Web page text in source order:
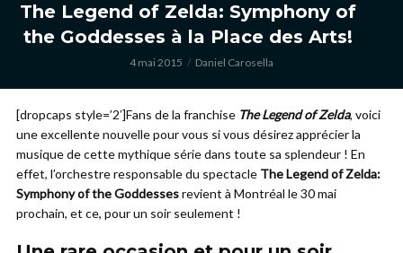
The Legend of Zelda: Symphony of
the Goddesses à la Place des Arts!
4 mai 2015 Daniel Carosella
[dropcaps style=’2′]Fans de la franchise The Legend of Zelda, voici
une excellente nouvelle pour vous si vous désirez apprécier la
musique de cette mythique série dans toute sa splendeur ! En
effet, l’orchestre responsable du spectacle The Legend of Zelda:
Symphony of the Goddessesrevient à Montréal le 30 mai
prochain, et ce, pour un soir seulement !